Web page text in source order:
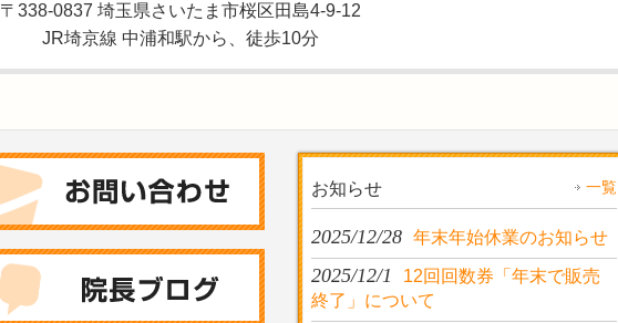
〒338-0837 埼玉県さいたま市桜区田島4-9-12
JR埼京線 中浦和駅から、徒歩10分
お知らせ 一覧
2025/12/28 年末年始休業のお知らせ
2025/12/1
12回回数券「年末で販売
終了」について